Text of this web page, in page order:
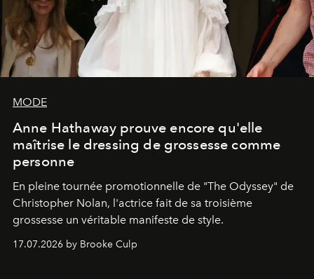
MODE
Anne Hathaway prouve encore qu'elle
maîtrise le dressing de grossesse comme
personne
En pleine tournée promotionnelle de "The Odyssey" de
Christopher Nolan, l'actrice fait de sa troisième
grossesse un véritable manifeste de style.
17.07.2026 by Brooke Culp